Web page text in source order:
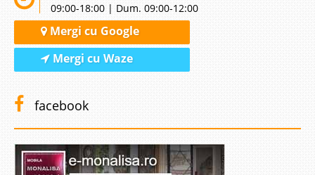
09:00-18:00 | Dum. 09:00-12:00
Mergi cu Google
Mergi cu Waze
facebook